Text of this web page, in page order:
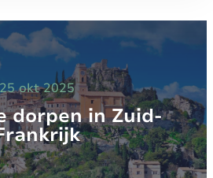
25 okt 2025
dorpen in Zuid-